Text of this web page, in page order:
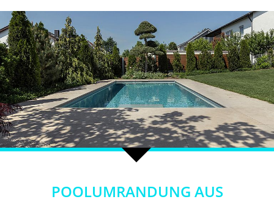
POOLUMRANDUNG AUS